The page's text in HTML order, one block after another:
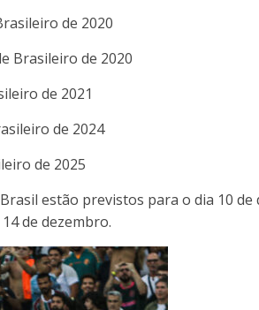
de 2020
Brasileiro de 2020
de 2021
de 2024
de 2025
estão previstos para o dia 10 de
de dezembro.